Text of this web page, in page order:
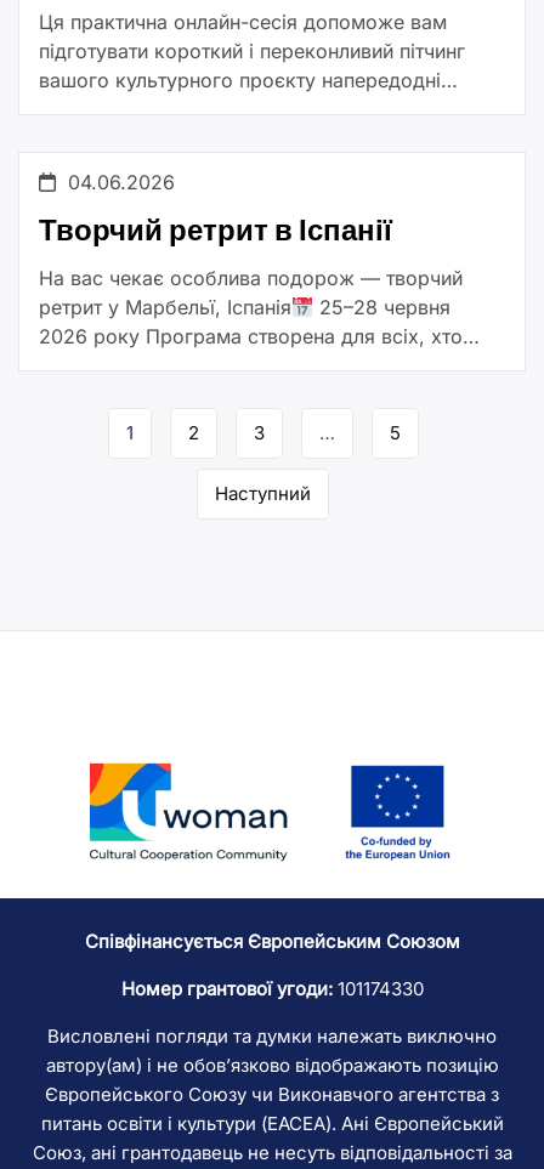
Ця практична онлайн-сесія допоможе вам
підготувати короткий і переконливий пітчинг
вашого культурного проєкту напередодні
Cultural Speed Pitching Session та майбутніх
ознайомитеся з ключовими принципами
ефективної […]
04.06.2026
Творчий ретрит в Іспанії
На вас чекає особлива подорож — творчий
ретрит у Марбельї, Іспанія
25–28 червня
2026 року Програма створена для всіх, хто
займається творчістю: письменників і
майстрів та […]
Навігація
1 2 3 … 5
Наступний
Співфінансується Європейським Союзом
Номер грантової угоди:101174330
Висловлені погляди та думки належать виключно
автору(ам) і не обов’язково відображають позицію
Європейського Союзу чи Виконавчого агентства з
питань освіти і культури (EACEA). Ані Європейський
Союз, ані грантодавець не несуть відповідальності за